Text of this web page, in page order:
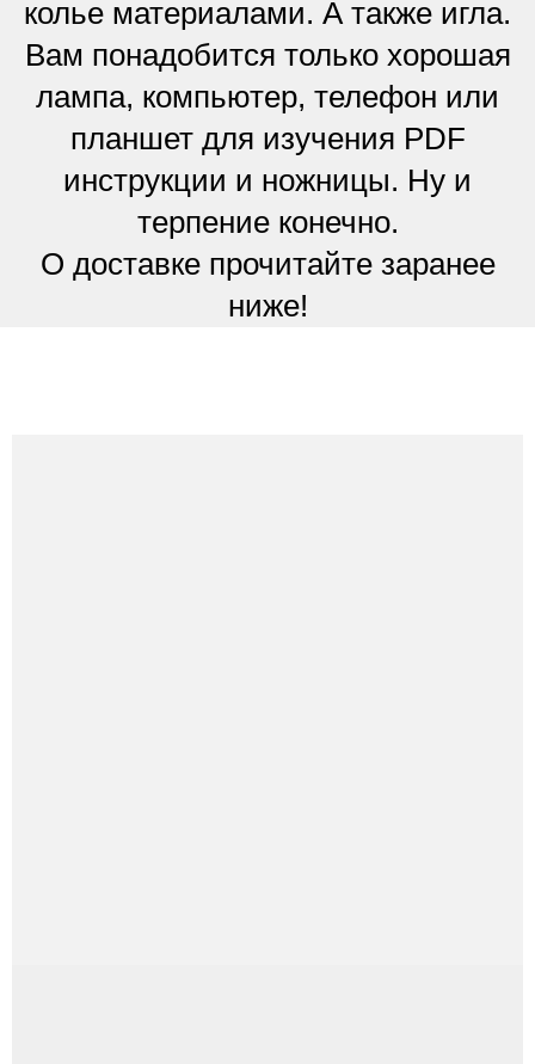
колье материалами. А также игла.
Вам понадобится только хорошая
лампа, компьютер, телефон или
планшет для изучения PDF
инструкции и ножницы. Ну и
терпение конечно.
О доставке прочитайте заранее
ниже!